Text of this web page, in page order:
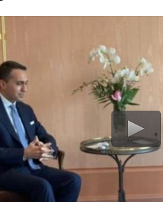
http://twitter.com/